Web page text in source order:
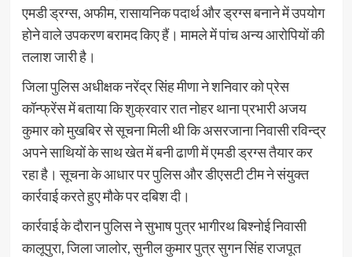
एमडी ड्रग्स, अफीम, रासायनिक पदार्थ और ड्रग्स बनाने में उपयोग
होने वाले उपकरण बरामद किए हैं। मामले में पांच अन्य आरोपियों की
तलाश जारी है।
जिला पुलिस अधीक्षक नरेंद्र सिंह मीणा ने शनिवार को प्रेस
कॉन्फ्रेंस में बताया कि शुक्रवार रात नोहर थाना प्रभारी अजय
कुमार को मुखबिर से सूचना मिली थी कि असरजाना निवासी रविन्द्र
अपने साथियों के साथ खेत में बनी ढाणी में एमडी ड्रग्स तैयार कर
रहा है। सूचना के आधार पर पुलिस और डीएसटी टीम ने संयुक्त
कार्रवाई करते हुए मौके पर दबिश दी।
कार्रवाई के दौरान पुलिस ने सुभाष पुत्र भागीरथ बिश्नोई निवासी
कालूपुरा, जिला जालोर, सुनील कुमार पुत्र सुगन सिंह राजपूत